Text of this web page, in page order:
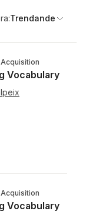
Trendande
Vocabulary
Vocabulary